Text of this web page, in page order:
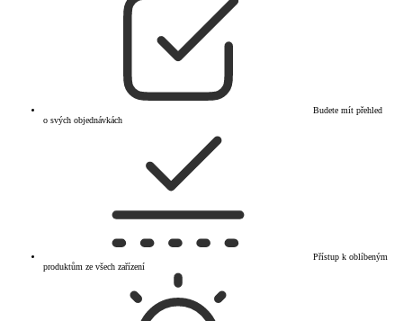
Budete mít přehled
o svých objednávkách
Přístup k oblíbeným
produktům ze všech zařízení